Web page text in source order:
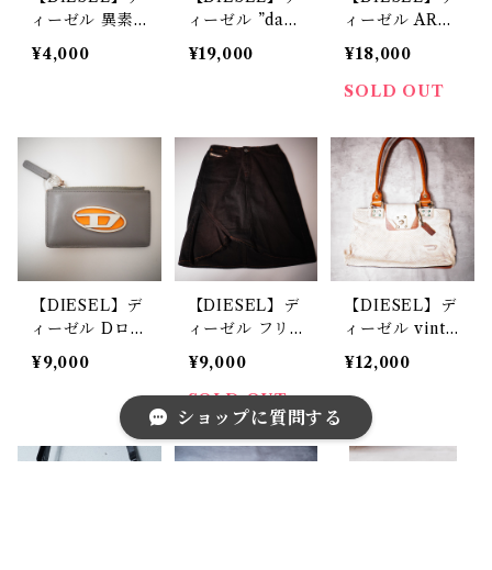
ィーゼル 異素
材フラワープリ
ント切替ギャザ
トソー coral
pink
¥4,000
ィーゼル ”dark
wear ・Y2
K"ジッパーデザ
k
¥19,000
ィーゼル ARC
HIVES ロゴ
デザインカウレ
ザー切替 ミニ
グ/ハンドバッ
グ black
¥18,000
SOLD OUT
【DIESEL】デ
ィーゼル Dロゴ
ビッグメタルプ
レート レザー
パスケース カ
ードケース gra
y
¥9,000
【DIESEL】デ
ィーゼル フリ
ンジヘム カッ
トオフ風ウォッ
シュドデニムミ
ニスカート
¥9,000
SOLD OUT
【DIESEL】デ
ィーゼル vinta
ge パンチング
デザインレザー
ハンドバッグ w
hite
¥12,000
ショップに質問する